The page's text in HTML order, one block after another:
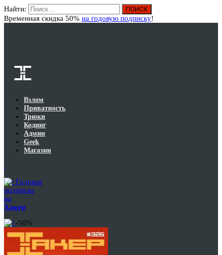
Найти:
Временная скидка 50% на годовую подписку!
Взлом
Приватность
Трюки
Кодинг
Админ
Geek
Магазин
Годовая
подписка
на
Хакер
-50%